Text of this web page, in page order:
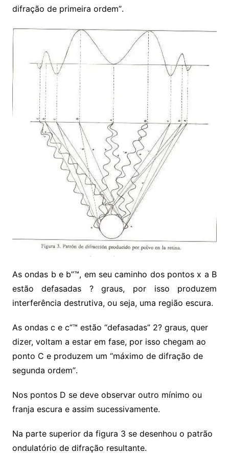
difração de primeira ordem”.
As ondas b e b”™, em seu caminho dos pontos x a B
estão defasadas ? graus, por isso produzem
interferência destrutiva, ou seja, uma região escura.
As ondas c e c”™ estão “defasadas” 2? graus, quer
dizer, voltam a estar em fase, por isso chegam ao
ponto C e produzem um “máximo de difração de
segunda ordem”.
Nos pontos D se deve observar outro mínimo ou
franja escura e assim sucessivamente.
Na parte superior da figura 3 se desenhou o patrão
ondulatório de difração resultante.